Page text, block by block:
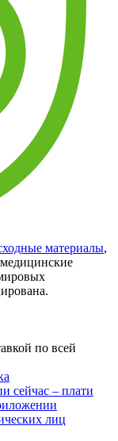
материалы,
по всей
сейчас – плати
лиц